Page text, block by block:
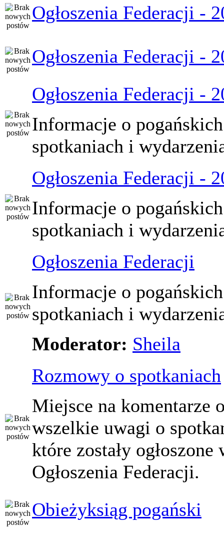
Ogłoszenia Federacji -
Ogłoszenia Federacji -
Ogłoszenia Federacji -
Informacje o pogańskich
spotkaniach i
Ogłoszenia Federacji -
Informacje o pogańskich
spotkaniach i
Ogłoszenia Federacji
Informacje o pogańskich
spotkaniach i
Moderator: Sheila
Rozmowy o spotkaniach
Miejsce na komentarze
wszelkie uwagi o
które zostały ogłoszone
Ogłoszenia Federacji.
Obieżyksiąg pogański